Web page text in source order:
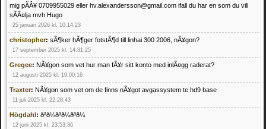
mig pÃÂ¥ 0709955029 eller hv.alexandersson@gmail.com ifall du har en som du vill
sÃÂ¤lja mvh Hugo
25 januari 2026 kl. 10:14:23
christopher: sÃ¶ker hÃ¶ger fotstÃ¶d till linhai 300 2006, nÃ¥gon?
17 september 2025 kl. 14:31:25
Gregee: NÃ¥gon som vet hur man fÃ¥r sitt konto med inlÃ¤gg raderat?
12 augusti 2025 kl. 19:00:16
Traxter: NÃ¥gon som vet om de finns nÃ¥got avgassystem te hd9 base
11 juli 2025 kl. 22:28:43
Högdahl: ðªð¼ðªð¼ðªð¼
12 juni 2025 kl. 23:53:36